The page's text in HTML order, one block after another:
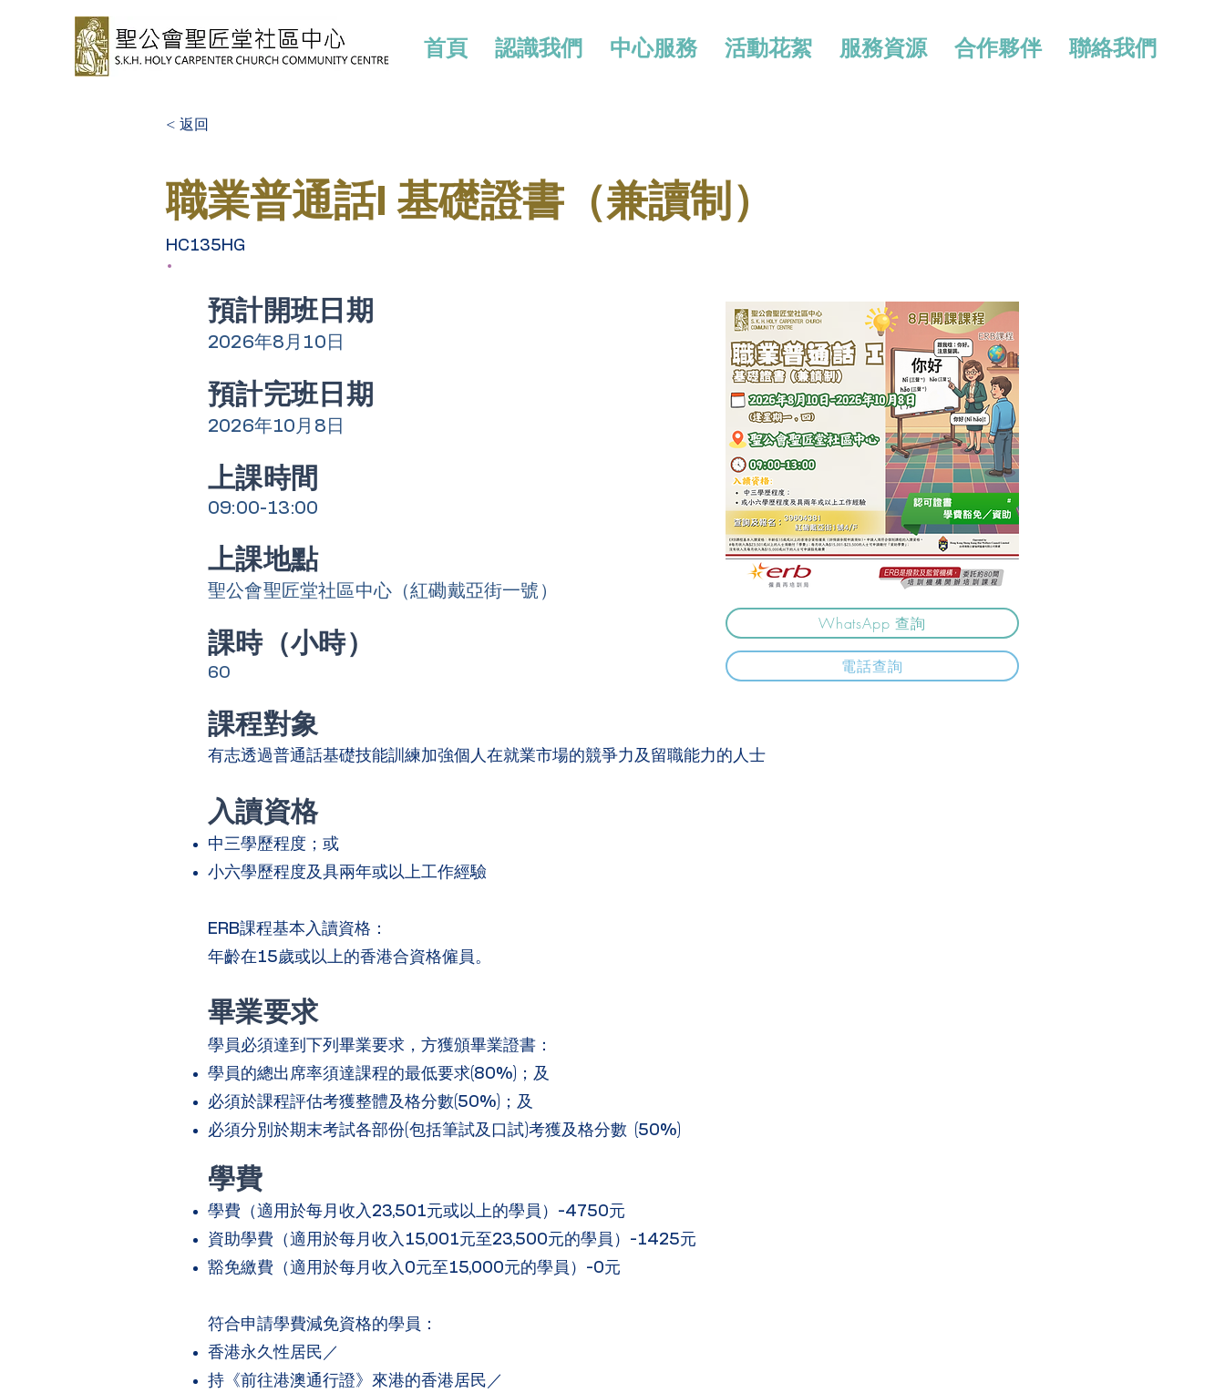
首頁 認識我們 中心服務 活動花絮 服務資源 合作夥伴 聯絡我們
< 返回
職業普通話I 基礎證書（兼讀制）
HC135HG
​預計開班日期
2026年8月10日
​預計完班日期
2026年10月8日
上課時間
09:00-13:00
上課地點
聖公會聖匠堂社區中心（紅磡戴亞街一號）
課時（小時）
60
課程對象
有志透過普通話基礎技能訓練加強個人在就業市場的競爭力及留職能力的人士
入讀資格
中三學歷程度；或
小六學歷程度及具兩年或以上工作經驗
ERB課程基本入讀資格：
年齡在15歲或以上的香港合資格僱員。
畢業要求
學員必須達到下列畢業要求，方獲頒畢業證書：
學員的總出席率須達課程的最低要求(80%)；及
必須於課程評估考獲整體及格分數(50%)；及
必須分別於期末考試各部份(包括筆試及口試)考獲及格分數 (50%)
學費
學費（適用於每月收入23,501元或以上的學員）-4750元
資助學費（適用於每月收入15,001元至23,500元的學員）-1425元
豁免繳費（適用於每月收入0元至15,000元的學員）-0元
符合申請學費減免資格的學員：
香港永久性居民／
持《前往港澳通行證》來港的香港居民／
WhatsApp 查詢
電話查詢